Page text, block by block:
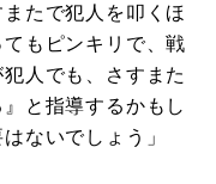
たで犯人を叩くほ
もピンキリで、戦
人でも、さすまた
と指導するかもし
ないでしょう」